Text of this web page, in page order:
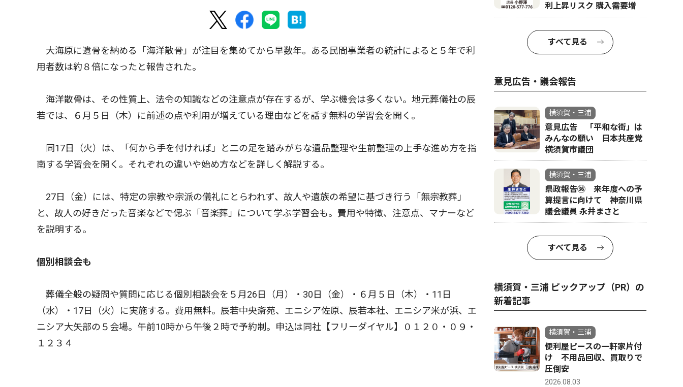
大海原に遺骨を納める「海洋散骨」が注目を集めてから早数年。ある民間事業者の統計によると５年で利
用者数は約８倍になったと報告された。
海洋散骨は、その性質上、法令の知識などの注意点が存在するが、学ぶ機会は多くない。地元葬儀社の辰
若では、６月５日（木）に前述の点や利用が増えている理由などを話す無料の学習会を開く。
同17日（火）は、「何から手を付ければ」と二の足を踏みがちな遺品整理や生前整理の上手な進め方を指
南する学習会を開く。それぞれの違いや始め方などを詳しく解説する。
27日（金）には、特定の宗教や宗派の儀礼にとらわれず、故人や遺族の希望に基づき行う「無宗教葬」
と、故人の好きだった音楽などで偲ぶ「音楽葬」について学ぶ学習会も。費用や特徴、注意点、マナーなど
を説明する。
個別相談会も
葬儀全般の疑問や質問に応じる個別相談会を５月26日（月）・30日（金）・６月５日（木）・11日
（水）・17日（火）に実施する。費用無料。辰若中央斎苑、エニシア佐原、辰若本社、エニシア米が浜、エ
ニシア大矢部の５会場。午前10時から午後２時で予約制。申込は同社【フリーダイヤル】０１２０・０９・
１２３４
利上昇リスク 購入需要増
すべて見る
意見広告・議会報告
横須賀・三浦
意見広告 「平和な街」は
みんなの願い 日本共産党
横須賀市議団
横須賀・三浦
県政報告㊱ 来年度への予
算提言に向けて 神奈川県
議会議員 永井まさと
すべて見る
横須賀・三浦 ピックアップ（PR）の
新着記事
横須賀・三浦
便利屋ピースの一軒家片付
け 不用品回収、買取りで
圧倒安
2026.08.03